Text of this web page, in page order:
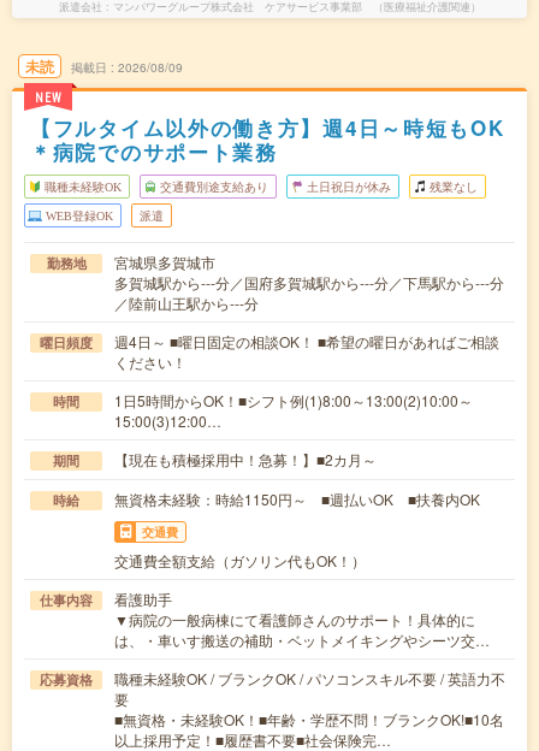
派遣会社 マンパワーグループ株式会社 ケアサービス事業部 （医療福祉介護関連）
未読
NEW
掲載日 2026/08/09
【フルタイム以外の働き方】週4日～時短もOK
＊病院でのサポート業務
職種未経験OK 交通費別途支給あり 土日祝日が休み 残業なし
WEB登録OK 派遣
勤務地
宮城県多賀城市
多賀城駅から---分／国府多賀城駅から---分／下馬駅から---分
／陸前山王駅から---分
曜日頻度
週4日～ ■曜日固定の相談OK！ ■希望の曜日があればご相談
ください！
時間
1日5時間からOK！■シフト例(1)8:00～13:00(2)10:00～
15:00(3)12:00…
期間 【現在も積極採用中！急募！】■2カ月～
時給 無資格未経験：時給1150円～ ■週払いOK ■扶養内OK
交通費
交通費全額支給（ガソリン代もOK！）
仕事内容
看護助手
▼病院の一般病棟にて看護師さんのサポート！具体的に
は、・車いす搬送の補助・ベットメイキングやシーツ交…
応募資格
職種未経験OK / ブランクOK / パソコンスキル不要 / 英語力不
要
■無資格・未経験OK！■年齢・学歴不問！ブランクOK!■10名
以上採用予定！■履歴書不要■社会保険完…